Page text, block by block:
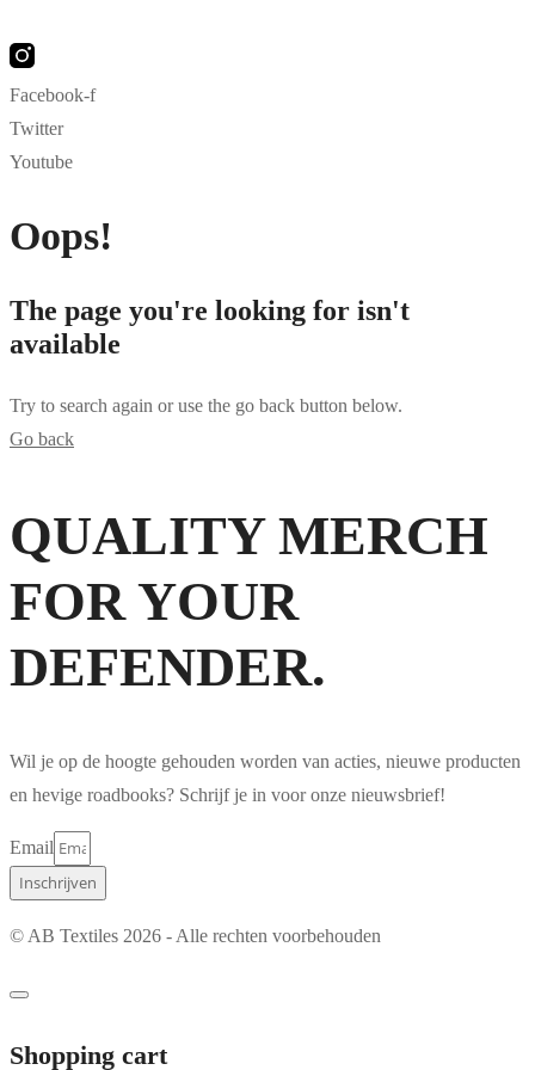
Facebook-f
Twitter
Youtube
Oops!
The page you're looking for isn't
available
Try to search again or use the go back button below.
Go back
QUALITY MERCH
FOR YOUR
DEFENDER.
Wil je op de hoogte gehouden worden van acties, nieuwe producten
en hevige roadbooks? Schrijf je in voor onze nieuwsbrief!
Email
Inschrijven
© AB Textiles 2026 - Alle rechten voorbehouden
Shopping cart